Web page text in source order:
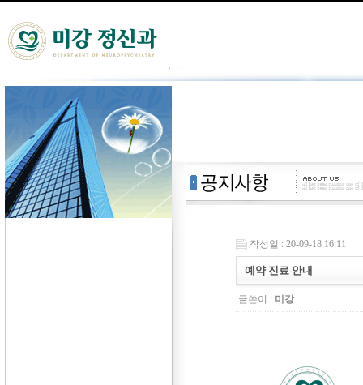
작성일 : 20-09-18 16:11
예약 진료 안내
글쓴이 : 미강